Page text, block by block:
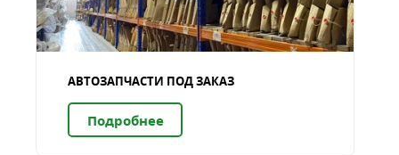
АВТОЗАПЧАСТИ ПОД ЗАКАЗ
Подробнее